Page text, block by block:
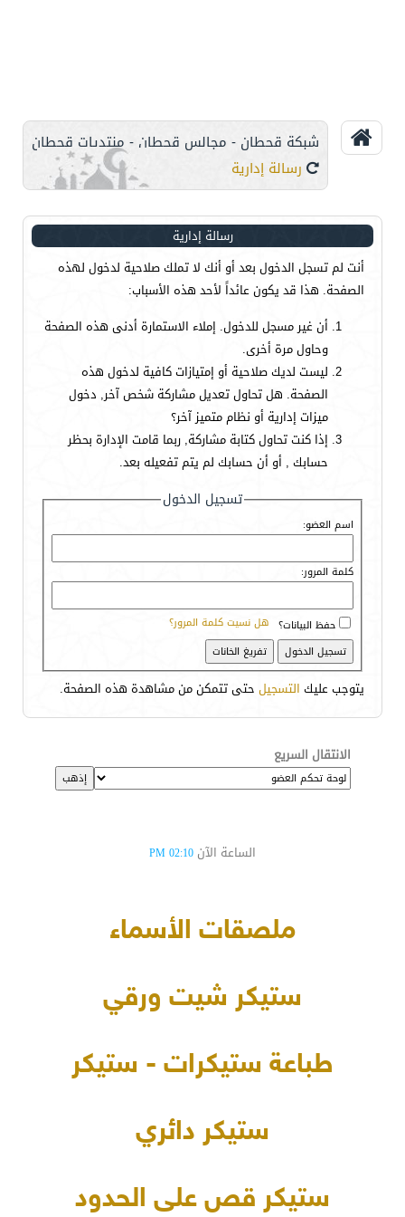
شبكة قحطان - مجالس قحطان - منتديات قحطان
رسالة إدارية
رسالة إدارية
أنت لم تسجل الدخول بعد أو أنك لا تملك صلاحية لدخول لهذه
الصفحة. هذا قد يكون عائداً لأحد هذه الأسباب:
أن غير مسجل للدخول. إملاء الاستمارة أدنى هذه الصفحة
وحاول مرة أخرى.
ليست لديك صلاحية أو إمتيازات كافية لدخول هذه
الصفحة. هل تحاول تعديل مشاركة شخص آخر, دخول
ميزات إدارية أو نظام متميز آخر؟
إذا كنت تحاول كتابة مشاركة, ربما قامت الإدارة بحظر
حسابك , أو أن حسابك لم يتم تفعيله بعد.
تسجيل الدخول
اسم العضو:
كلمة المرور:
هل نسيت كلمة المرور؟ حفظ البيانات؟
يتوجب عليك التسجيل حتى تتمكن من مشاهدة هذه الصفحة.
الانتقال السريع
الساعة الآن 02:10 PM
ملصقات الأسماء
ستيكر شيت ورقي
طباعة ستيكرات - ستيكر
ستيكر دائري
ستيكر قص على الحدود